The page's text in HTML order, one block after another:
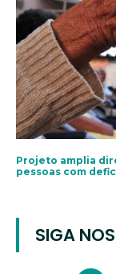
Projeto amplia
pessoas com
SIGA